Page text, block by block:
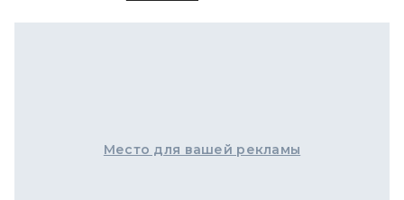
Место для вашей рекламы